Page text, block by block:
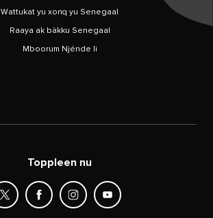
Wattukat yu xonq yu Senegaal
Raaya ak bàkku Senegaal
Mboorum Njénde li
Toppleen nu